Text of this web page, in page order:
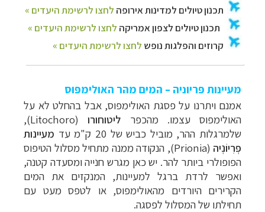
מעיינות פריוניה – המים מהר האולימפוס
אמנם ויתרנו על פסגת האולימפוס, אבל בהחלט לא על
האולימפוס עצמו. מהכפר ליטוחורו(
Litochoro
),
שלמרגלות ההר, מוביל כביש של 20 ק"מ עד
מעיינות
פְרִיוֹנְיה (
Prionia), הנקודה ממנה מתחיל מסלול הטיפוס
הפופולרי ביותר להר. יש כאן מגרש חנייה ומסעדה קטנה,
ואפשר לרדת ברגל למעיינות, המנקזים את המים
הקרירים היורדים מהאולימפוס, או לטפס מעט עם
תחילתו של המסלול לפסגה.